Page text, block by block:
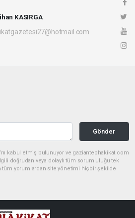
KASIRGA
Gönder
kabul etmiş bulunuyor ve gaziantephakikat.com
doğrudan veya dolaylı tüm sorumluluğu tek
tüm yorumlardan site yönetimi hiçbir şekilde